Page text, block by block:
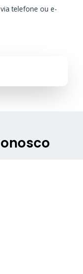
telefone ou e-